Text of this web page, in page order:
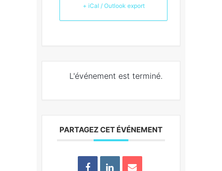
+ iCal / Outlook export
L'événement est terminé.
PARTAGEZ CET ÉVÉNEMENT